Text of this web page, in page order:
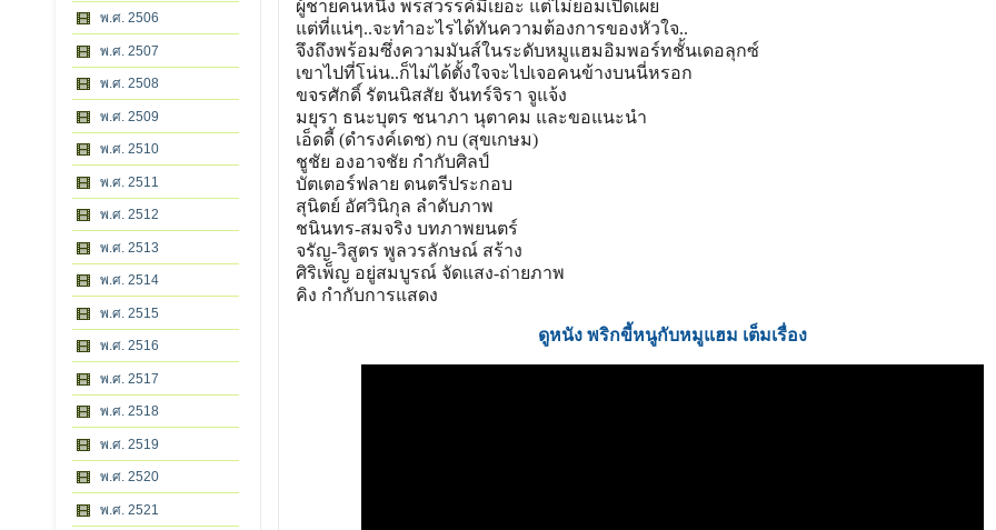
พ.ศ. 2506
พ.ศ. 2507
พ.ศ. 2508
พ.ศ. 2509
พ.ศ. 2510
พ.ศ. 2511
พ.ศ. 2512
พ.ศ. 2513
พ.ศ. 2514
พ.ศ. 2515
พ.ศ. 2516
พ.ศ. 2517
พ.ศ. 2518
พ.ศ. 2519
พ.ศ. 2520
พ.ศ. 2521
ผู้ชายคนหนึ่ง พรสวรรค์มีเยอะ แต่ไม่ยอมเปิดเผย
แต่ที่แน่ๆ..จะทำอะไรได้ทันความต้องการของหัวใจ..
จึงถึงพร้อมซึ่งความมันส์ในระดับหมูแฮมอิมพอร์ทชั้นเดอลุกซ์
เขาไปที่โน่น..ก็ไม่ได้ตั้งใจจะไปเจอคนข้างบนนี่หรอก
ขจรศักดิ์ รัตนนิสสัย จันทร์จิรา จูแจ้ง
มยุรา ธนะบุตร ชนาภา นุตาคม และขอแนะนำ
เอ็ดดี้ (ดำรงค์เดช) กบ (สุขเกษม)
ชูชัย องอาจชัย กำกับศิลป์
บัตเตอร์ฟลาย ดนตรีประกอบ
สุนิตย์ อัศวินิกุล ลำดับภาพ
ชนินทร-สมจริง บทภาพยนตร์
จรัญ-วิสูตร พูลวรลักษณ์ สร้าง
ศิริเพ็ญ อยู่สมบูรณ์ จัดแสง-ถ่ายภาพ
คิง กำกับการแสดง
ดูหนัง พริกขี้หนูกับหมูแฮม เต็มเรื่อง